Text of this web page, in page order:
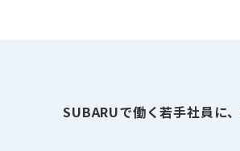
SUBARUで働く若手社員に